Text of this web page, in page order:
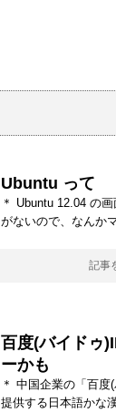
Ubuntu って
＊ Ubuntu 12.04 の
がないので、なんか
記事
百度(バイドゥ
ーかも
＊ 中国企業の「百
提供する日本語かな